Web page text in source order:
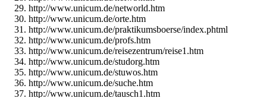
http://www.unicum.de/networld.htm
http://www.unicum.de/orte.htm
http://www.unicum.de/praktikumsboerse/index.phtml
http://www.unicum.de/profs.htm
http://www.unicum.de/reisezentrum/reise1.htm
http://www.unicum.de/studorg.htm
http://www.unicum.de/stuwos.htm
http://www.unicum.de/suche.htm
http://www.unicum.de/tausch1.htm